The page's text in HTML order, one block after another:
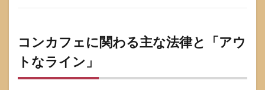
よく
ブル
とそ
の対
処法
コンカフェに関わる主な法律と「アウ
トなライン」